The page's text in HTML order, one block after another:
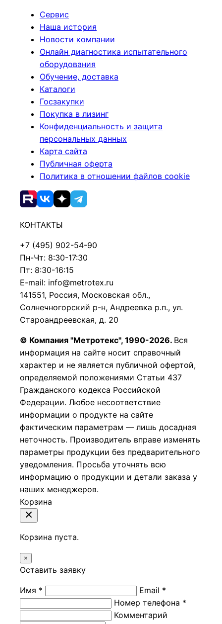
Сервис
Наша история
Новости компании
Онлайн диагностика испытательного
оборудования
Обучение, доставка
Каталоги
Госзакупки
Покупка в лизинг
Конфиденциальность и защита
персональных данных
Карта сайта
Публичная оферта
Политика в отношении файлов cookie
КОНТАКТЫ
+7 (495) 902-54-90
Пн-Чт: 8:30-17:30
Пт: 8:30-16:15
E-mail: info@metrotex.ru
141551, Россия, Московская обл.,
Солнечногорский р-н, Андреевка р.п., ул.
Староандреевская, д. 20
© Компания "Метротекс", 1990-2026. Вся
информация на сайте носит справочный
характер и не является публичной офертой,
определяемой положениями Статьи 437
Гражданского кодекса Российской
Федерации. Любое несоответствие
информации о продукте на сайте
фактическим параметрам — лишь досадная
неточность. Производитель вправе изменять
параметры продукции без предварительного
уведомления. Просьба уточнять всю
информацию о продукции и детали заказа у
наших менеджеров.
Корзина
Корзина пуста.
×
Оставить заявку
Имя *
Email *
Номер телефона *
Комментарий